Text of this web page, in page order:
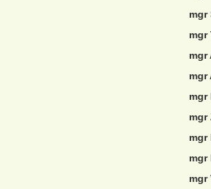
mgr
mgr
mgr
mgr
mgr
mgr
mgr
mgr
mgr